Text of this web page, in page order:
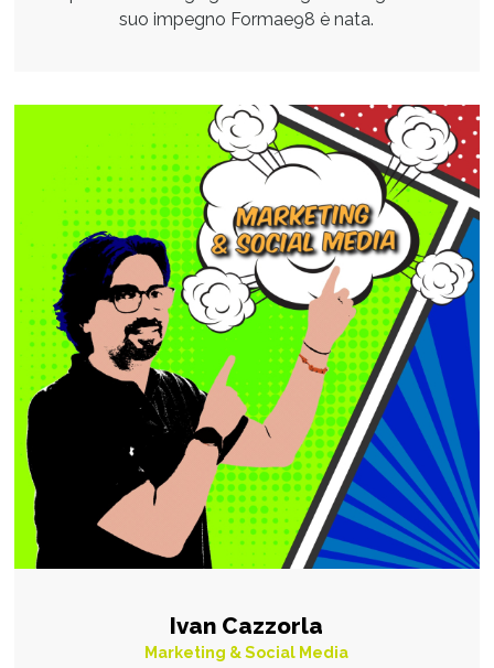
suo impegno Formae98 è nata.
Ivan Cazzorla
Marketing & Social Media